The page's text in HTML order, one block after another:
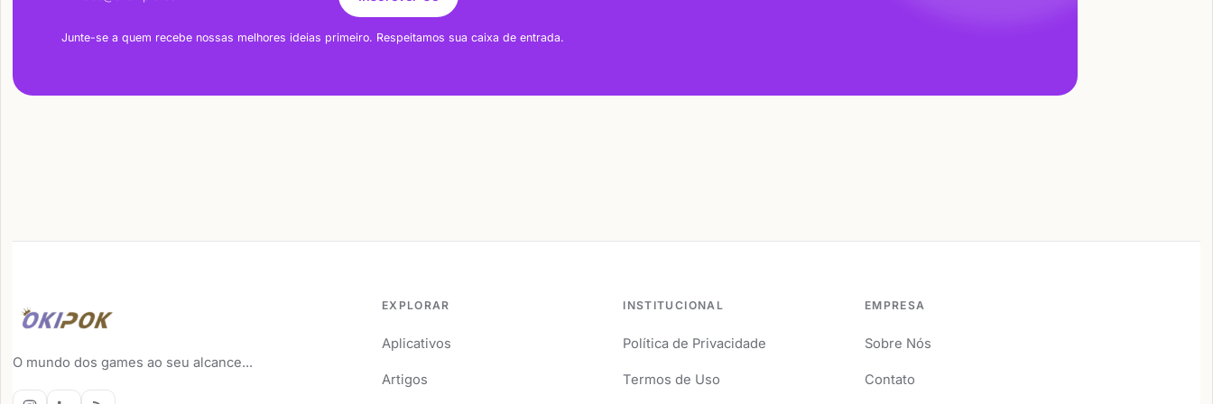
Junte-se a quem recebe nossas melhores ideias primeiro. Respeitamos sua caixa de entrada.
O mundo dos games ao seu alcance...
EXPLORAR
Aplicativos
Artigos
INSTITUCIONAL
Política de Privacidade
Termos de Uso
EMPRESA
Sobre Nós
Contato